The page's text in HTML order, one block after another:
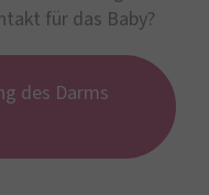
für das Baby?
des Darms